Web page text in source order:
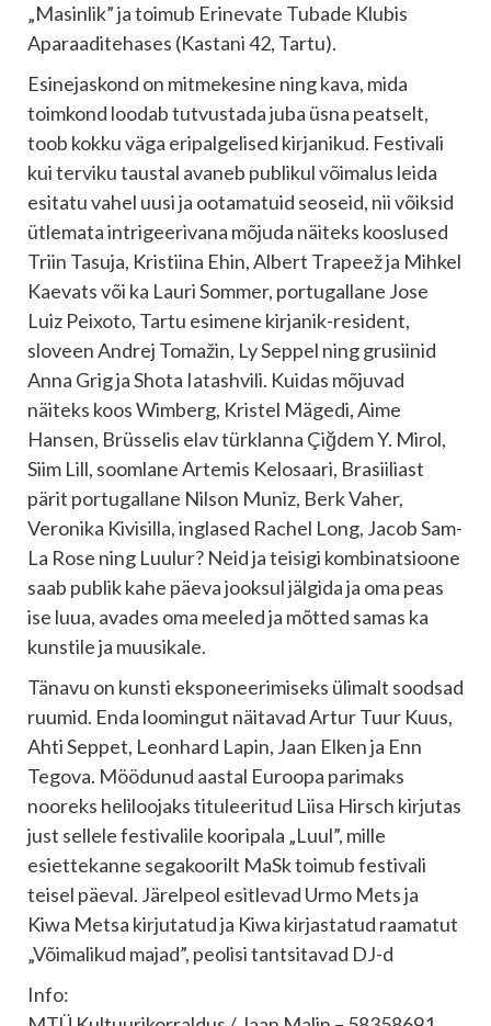
„Masinlik” ja toimub Erinevate Tubade Klubis
Aparaaditehases (Kastani 42, Tartu).
Esinejaskond on mitmekesine ning kava, mida
toimkond loodab tutvustada juba üsna peatselt,
toob kokku väga eripalgelised kirjanikud. Festivali
kui terviku taustal avaneb publikul võimalus leida
esitatu vahel uusi ja ootamatuid seoseid, nii võiksid
ütlemata intrigeerivana mõjuda näiteks kooslused
Triin Tasuja, Kristiina Ehin, Albert Trapeež ja Mihkel
Kaevats või ka Lauri Sommer, portugallane Jose
Luiz Peixoto, Tartu esimene kirjanik-resident,
sloveen Andrej Tomažin, Ly Seppel ning grusiinid
Anna Grig ja Shota Iatashvili. Kuidas mõjuvad
näiteks koos Wimberg, Kristel Mägedi, Aime
Hansen, Brüsselis elav türklanna Çiğdem Y. Mirol,
Siim Lill, soomlane Artemis Kelosaari, Brasiiliast
pärit portugallane Nilson Muniz, Berk Vaher,
Veronika Kivisilla, inglased Rachel Long, Jacob Sam-
La Rose ning Luulur? Neid ja teisigi kombinatsioone
saab publik kahe päeva jooksul jälgida ja oma peas
ise luua, avades oma meeled ja mõtted samas ka
kunstile ja muusikale.
Tänavu on kunsti eksponeerimiseks ülimalt soodsad
ruumid. Enda loomingut näitavad Artur Tuur Kuus,
Ahti Seppet, Leonhard Lapin, Jaan Elken ja Enn
Tegova. Möödunud aastal Euroopa parimaks
nooreks heliloojaks tituleeritud Liisa Hirsch kirjutas
just sellele festivalile kooripala „Luul”, mille
esiettekanne segakoorilt MaSk toimub festivali
teisel päeval. Järelpeol esitlevad Urmo Mets ja
Kiwa Metsa kirjutatud ja Kiwa kirjastatud raamatut
„Võimalikud majad”, peolisi tantsitavad DJ-d
Info: